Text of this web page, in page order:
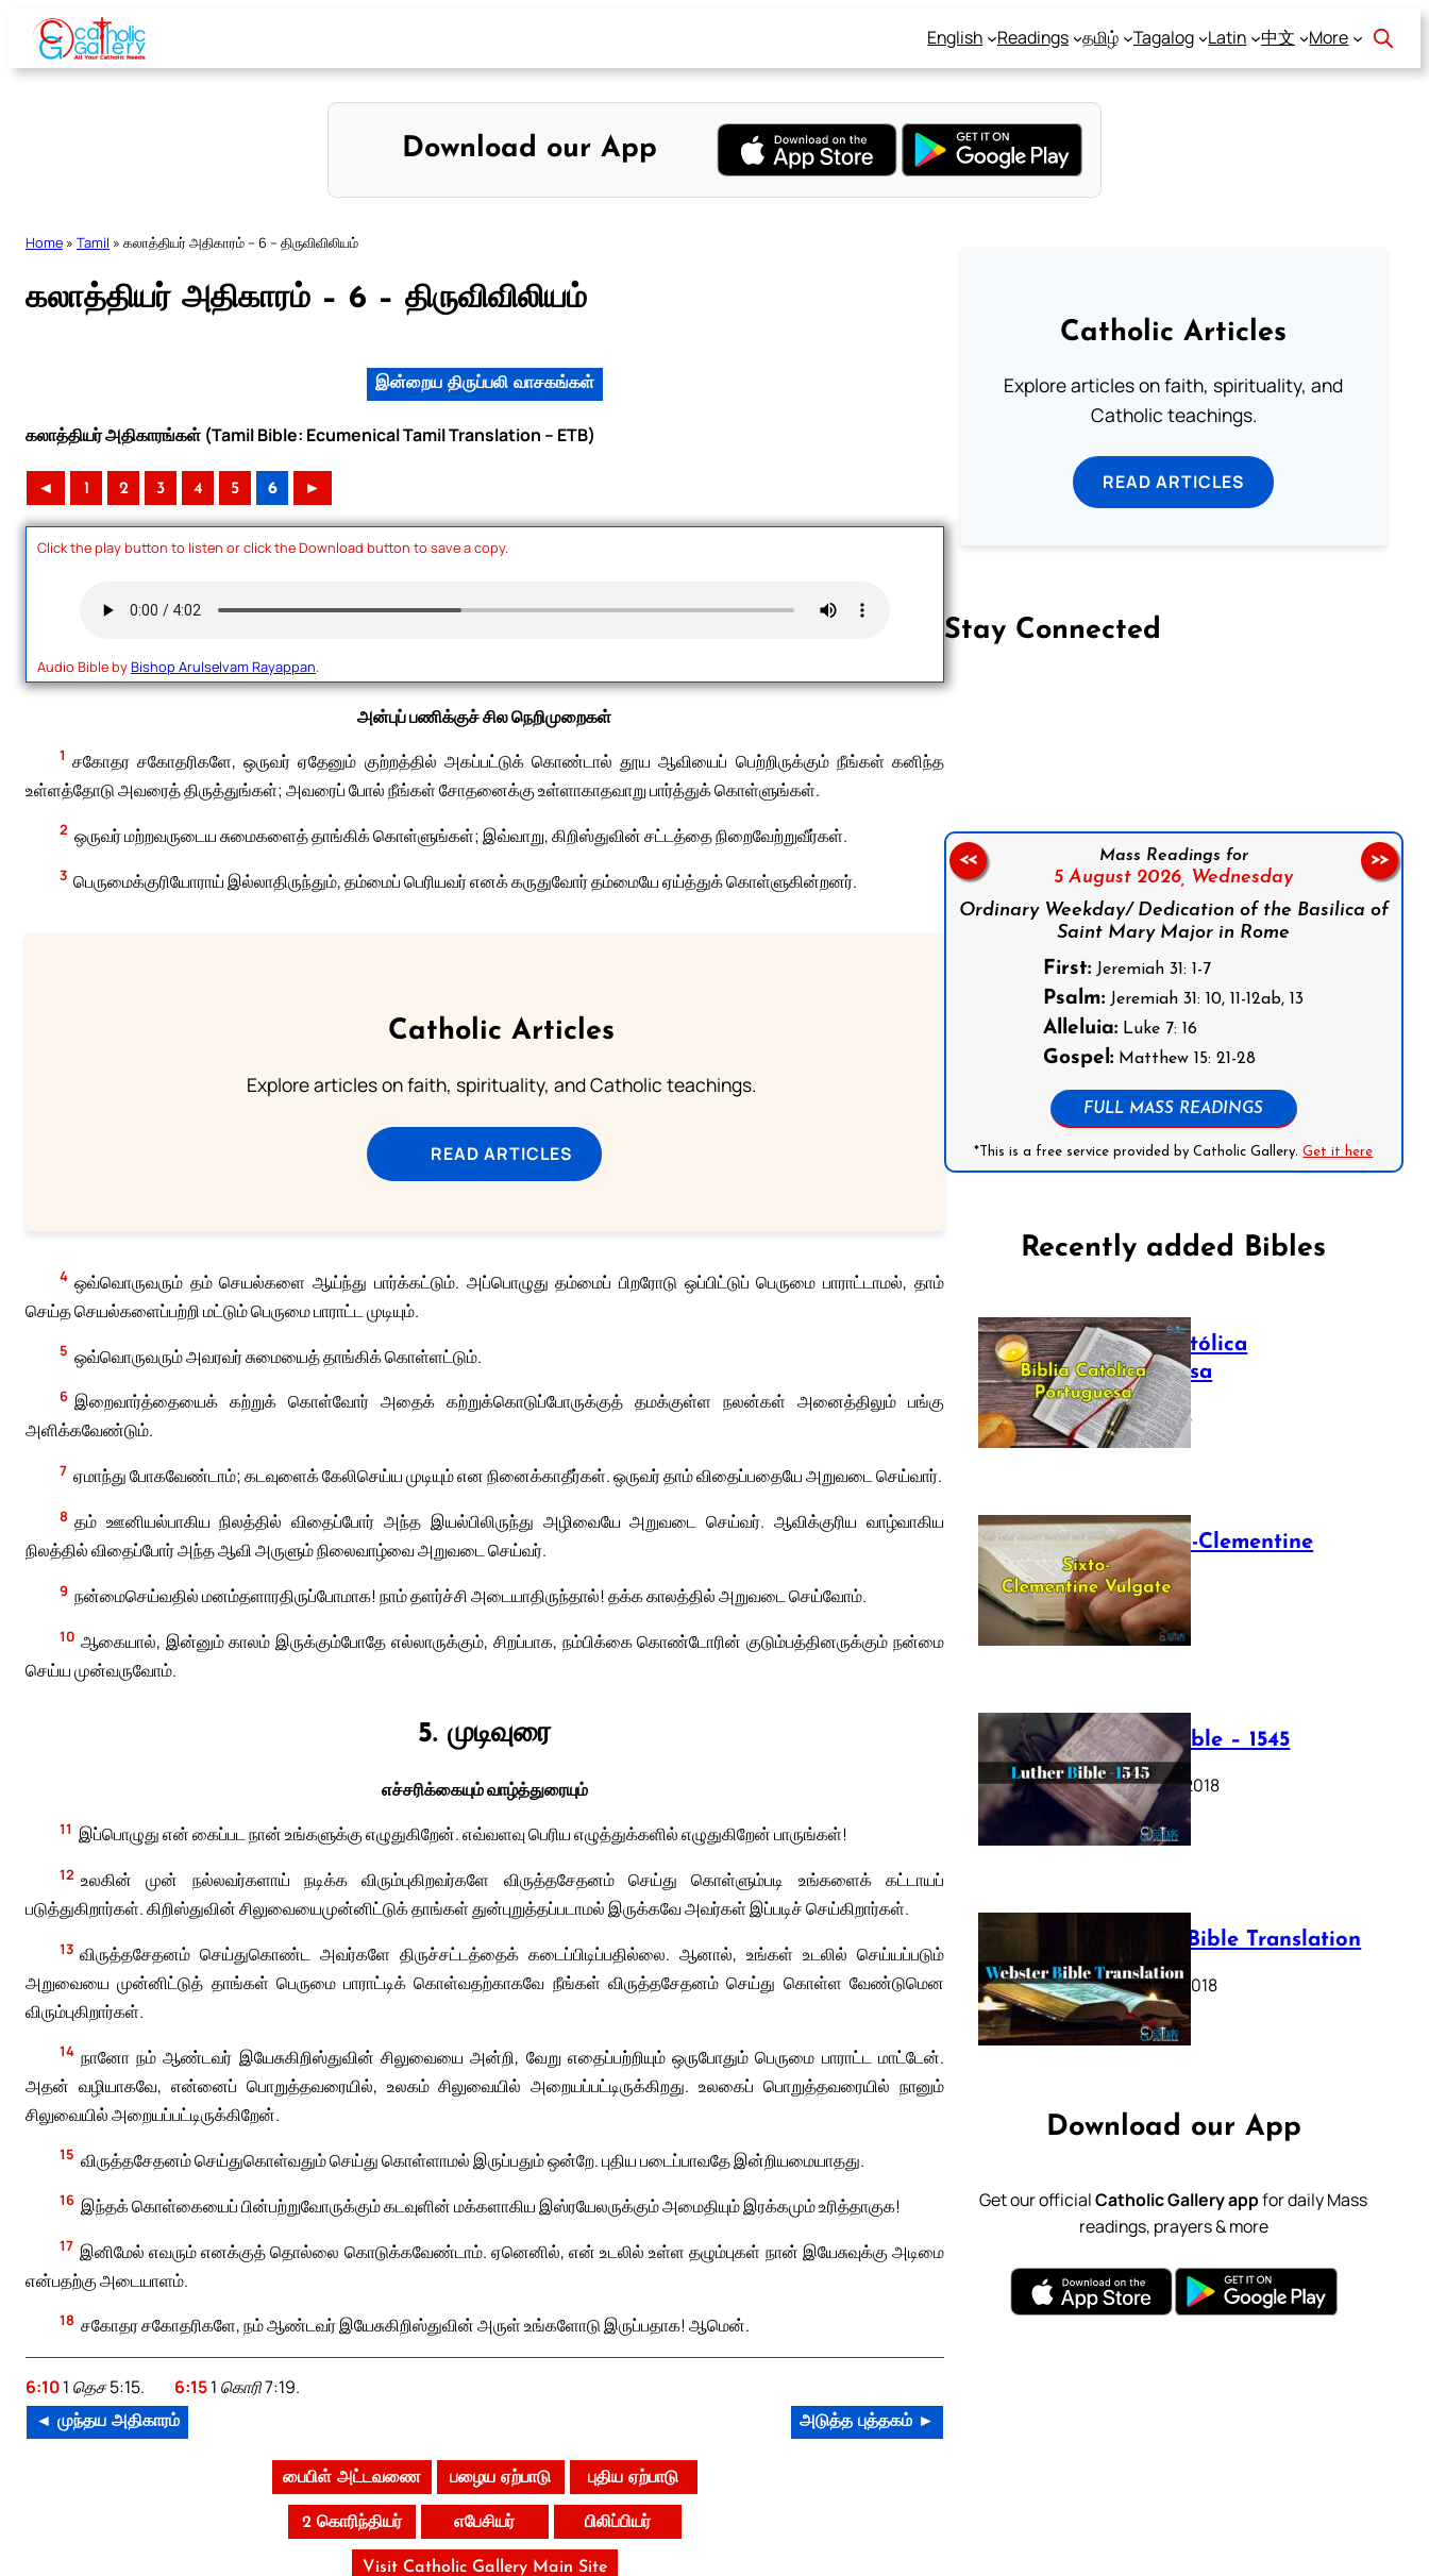
Skip
content
English Readings தமிழ் Tagalog Latin 中文 More
Download our App
Home » Tamil » கலாத்தியர் அதிகாரம் – 6 – திருவிவிலியம்
கலாத்தியர் அதிகாரம் – 6 – திருவிவிலியம்
இன்றைய திருப்பலி வாசகங்கள்
கலாத்தியர் அதிகாரங்கள் (Tamil Bible: Ecumenical Tamil Translation – ETB)
◄ 1 2 3 4 5 6 ►
Click the play button to listen or click the Download button to save a copy.
Audio Bible byBishop Arulselvam Rayappan.
அன்புப் பணிக்குச் சில நெறிமுறைகள்
1 சகோதர சகோதரிகளே, ஒருவர் ஏதேனும் குற்றத்தில் அகப்பட்டுக் கொண்டால் தூய ஆவியைப் பெற்றிருக்கும் நீங்கள் கனிந்த
உள்ளத்தோடு அவரைத் திருத்துங்கள்; அவரைப் போல் நீங்கள் சோதனைக்கு உள்ளாகாதவாறு பார்த்துக் கொள்ளுங்கள்.
2 ஒருவர் மற்றவருடைய சுமைகளைத் தாங்கிக் கொள்ளுங்கள்; இவ்வாறு, கிறிஸ்துவின் சட்டத்தை நிறைவேற்றுவீர்கள்.
3 பெருமைக்குரியோராய் இல்லாதிருந்தும், தம்மைப் பெரியவர் எனக் கருதுவோர் தம்மையே ஏய்த்துக் கொள்ளுகின்றனர்.
Catholic Articles
Explore articles on faith, spirituality, and Catholic teachings.
READ ARTICLES
4 ஒவ்வொருவரும் தம் செயல்களை ஆய்ந்து பார்க்கட்டும். அப்பொழுது தம்மைப் பிறரோடு ஒப்பிட்டுப் பெருமை பாராட்டாமல், தாம்
செய்த செயல்களைப்பற்றி மட்டும் பெருமை பாராட்ட முடியும்.
5 ஒவ்வொருவரும் அவரவர் சுமையைத் தாங்கிக் கொள்ளட்டும்.
6 இறைவார்த்தையைக் கற்றுக் கொள்வோர் அதைக் கற்றுக்கொடுப்போருக்குத் தமக்குள்ள நலன்கள் அனைத்திலும் பங்கு
அளிக்கவேண்டும்.
7 ஏமாந்து போகவேண்டாம்; கடவுளைக் கேலிசெய்ய முடியும் என நினைக்காதீர்கள். ஒருவர் தாம் விதைப்பதையே அறுவடை செய்வார்.
8 தம் ஊனியல்பாகிய நிலத்தில் விதைப்போர் அந்த இயல்பிலிருந்து அழிவையே அறுவடை செய்வர். ஆவிக்குரிய வாழ்வாகிய
நிலத்தில் விதைப்போர் அந்த ஆவி அருளும் நிலைவாழ்வை அறுவடை செய்வர்.
9 நன்மைசெய்வதில் மனம்தளாரதிருப்போமாக! நாம் தளர்ச்சி அடையாதிருந்தால்! தக்க காலத்தில் அறுவடை செய்வோம்.
10 ஆகையால், இன்னும் காலம் இருக்கும்போதே எல்லாருக்கும், சிறப்பாக, நம்பிக்கை கொண்டோரின் குடும்பத்தினருக்கும் நன்மை
செய்ய முன்வருவோம்.
5. முடிவுரை
எச்சரிக்கையும் வாழ்த்துரையும்
11 இப்பொழுது என் கைப்பட நான் உங்களுக்கு எழுதுகிறேன். எவ்வளவு பெரிய எழுத்துக்களில் எழுதுகிறேன் பாருங்கள்!
12 உலகின் முன் நல்லவர்களாய் நடிக்க விரும்புகிறவர்களே விருத்தசேதனம் செய்து கொள்ளும்படி உங்களைக் கட்டாயப்
படுத்துகிறார்கள். கிறிஸ்துவின் சிலுவையைமுன்னிட்டுக் தாங்கள் துன்புறுத்தப்படாமல் இருக்கவே அவர்கள் இப்படிச் செய்கிறார்கள்.
13 விருத்தசேதனம் செய்துகொண்ட அவர்களே திருச்சட்டத்தைக் கடைப்பிடிப்பதில்லை. ஆனால், உங்கள் உடலில் செய்யப்படும்
அறுவையை முன்னிட்டுத் தாங்கள் பெருமை பாராட்டிக் கொள்வதற்காகவே நீங்கள் விருத்தசேதனம் செய்து கொள்ள வேண்டுமென
விரும்புகிறார்கள்.
14 நானோ நம் ஆண்டவர் இயேசுகிறிஸ்துவின் சிலுவையை அன்றி, வேறு எதைப்பற்றியும் ஒருபோதும் பெருமை பாராட்ட மாட்டேன்.
அதன் வழியாகவே, என்னைப் பொறுத்தவரையில், உலகம் சிலுவையில் அறையப்பட்டிருக்கிறது. உலகைப் பொறுத்தவரையில் நானும்
சிலுவையில் அறையப்பட்டிருக்கிறேன்.
15 விருத்தசேதனம் செய்துகொள்வதும் செய்து கொள்ளாமல் இருப்பதும் ஒன்றே. புதிய படைப்பாவதே இன்றியமையாதது.
16 இந்தக் கொள்கையைப் பின்பற்றுவோருக்கும் கடவுளின் மக்களாகிய இஸ்ரயேலருக்கும் அமைதியும் இரக்கமும் உரித்தாகுக!
17 இனிமேல் எவரும் எனக்குத் தொல்லை கொடுக்கவேண்டாம். ஏனெனில், என் உடலில் உள்ள தழும்புகள் நான் இயேசுவுக்கு அடிமை
என்பதற்கு அடையாளம்.
18 சகோதர சகோதரிகளே, நம் ஆண்டவர் இயேசுகிறிஸ்துவின் அருள் உங்களோடு இருப்பதாக! ஆமென்.
6:101 தெச 5:15. 6:151 கொரி 7:19.
◄ முந்தய அதிகாரம் அடுத்த புத்தகம் ►
பைபிள் அட்டவணை பழைய ஏற்பாடு புதிய ஏற்பாடு
2 கொரிந்தியர் எபேசியர் பிலிப்பியர்
Visit Catholic Gallery Main Site
Catholic Articles
Explore articles on faith, spirituality, and
Catholic teachings.
READ ARTICLES
Stay Connected
Mass Readings for
5 August 2026, Wednesday
Ordinary Weekday/ Dedication of the Basilica of
Saint Mary Major in Rome
First: Jeremiah 31: 1-7
Psalm: Jeremiah 31: 10, 11-12ab, 13
Alleluia: Luke 7: 16
Gospel: Matthew 15: 21-28
FULL MASS READINGS
*This is a free service provided by Catholic Gallery.Get it here
<< >>
Recently added Bibles
Bíblia Católica
Portuguesa
July 16, 2025
The Sixto-Clementine
Vulgate
July 12, 2025
Luther Bible – 1545
October 17, 2018
Webster Bible Translation
October 11, 2018
Download our App
Get our officialCatholic Gallery appfor daily Mass
readings, prayers & more